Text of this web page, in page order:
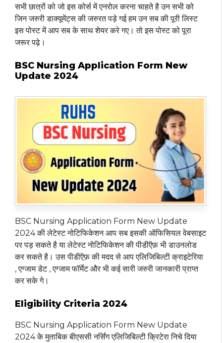
सभी छात्रों को जो इस कोर्स में एनरोल करना चाहते है उन सभी को
जिन जरुरी डाक्यूमेंट्स की जरुरत पड़े गई हम उन सब की पूरी लिस्ट
इस पोस्ट में आप सब के साथ शेयर करे गए। तो इस पोस्ट को पूरा
जरूर पढ़े।
BSC Nursing Application Form New
Update 2024
BSC Nursing Application Form New Update
2024 की लेटेस्ट नोटिफिकेशन आप सब इसकी ऑफिसियल वेबसाइट
पर पड़ सकते है या लेटेस्ट नोटिफिकेशन की पीडीऍफ़ भी डाउनलोड
कर सकते है। उस पीडीऍफ़ की मदद से आप एलिजिबिल्टी क्राइटेरिया
, एग्जाम डेट , एग्जाम फॉर्मेट और भी कई सारी जरुरी जानकारी प्राप्त
कर सके गे।
Eligibility Criteria 2024
BSC Nursing Application Form New Update
2024 के मुताबिक बीएससी नर्सिंग एलिजिबिल्टी क्रिटेरा निचे दिया